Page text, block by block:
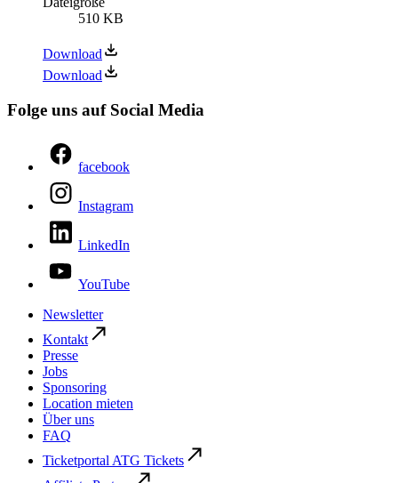
510 KB
Download
Download
Folge uns auf Social Media
facebook
Instagram
LinkedIn
YouTube
Newsletter
Kontakt
Presse
Jobs
Sponsoring
Location mieten
Über uns
FAQ
Ticketportal ATG Tickets